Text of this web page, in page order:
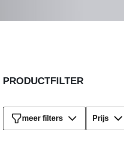
PRODUCTFILTER
Prijs
meer filters